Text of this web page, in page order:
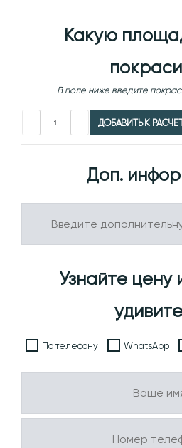
Какую
В поле ниже введите
- + ДОБАВИТЬ К
Доп.
Узнайте цену
По телефону WhatsApp